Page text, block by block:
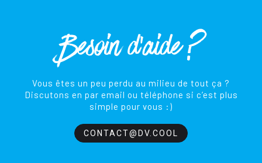
Besoin d'aide ?
Vous êtes un peu perdu au milieu de tout ça ?
Discutons en par email ou téléphone si c’est plus
simple pour vous :)
CONTACT@DV.COOL